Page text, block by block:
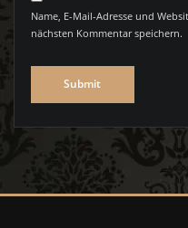
Name, E-Mail-Adresse und
nächsten Kommentar speichern.